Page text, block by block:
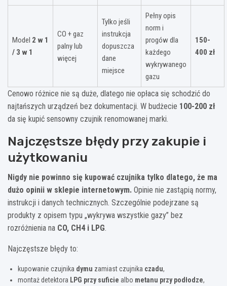
Model 2 w 1
/ 3 w 1
CO + gaz
palny lub
więcej
Tylko jeśli
instrukcja
dopuszcza
dane
miejsce
Pełny opis
norm i
progów dla
każdego
wykrywanego
gazu
150-
400 zł
Cenowo różnice nie są duże, dlatego nie opłaca się schodzić do
najtańszych urządzeń bez dokumentacji. W budżecie 100-200 zł
da się kupić sensowny czujnik renomowanej marki.
Najczęstsze błędy przy zakupie i
użytkowaniu
Nigdy nie powinno się kupować czujnika tylko dlatego, że ma
dużo opinii w sklepie internetowym. Opinie nie zastąpią normy,
instrukcji i danych technicznych. Szczególnie podejrzane są
produkty z opisem typu „wykrywa wszystkie gazy” bez
rozróżnienia na CO, CH4 i LPG.
Najczęstsze błędy to:
kupowanie czujnika dymu zamiast czujnika czadu,
montaż detektora LPG przy suficie albo metanu przy podłodze,